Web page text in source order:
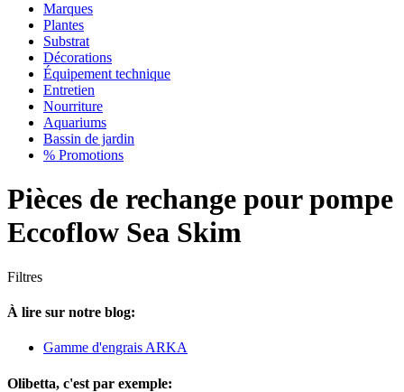
Marques
Plantes
Substrat
Décorations
Équipement technique
Entretien
Nourriture
Aquariums
Bassin de jardin
% Promotions
Pièces de rechange pour pompe
Eccoflow Sea Skim
Filtres
À lire sur notre blog:
Gamme d'engrais ARKA
Olibetta, c'est par exemple: